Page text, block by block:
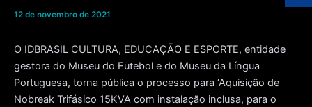
12 de novembro de 2021
O IDBRASIL CULTURA, EDUCAÇÃO E ESPORTE, entidade
gestora do Museu do Futebol e do Museu da Língua
Portuguesa, torna pública o processo para ‘Aquisição de
Nobreak Trifásico 15KVA com instalação inclusa, para o